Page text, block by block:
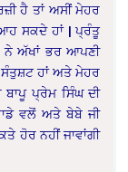
ਹੈ ਤਾਂ ਅਸੀਂ ਮੇਹਰ
ਸਕਦੇ ਹਾਂ | ਪ੍ਰੰਤੂ
ਨੇ ਅੱਖਾਂ ਭਰ ਆਪਣੀ
ਸੰਤੁਸ਼ਟ ਹਾਂ ਅਤੇ ਮੇਹਰ
ਪ੍ਰੇਮ ਸਿੰਘ ਦੀ
ਵਲੋਂ ਅਤੇ ਬੇਬੇ ਜੀ
ਹੋਰ ਨਹੀਂ ਜਾਵਾਂਗੀ